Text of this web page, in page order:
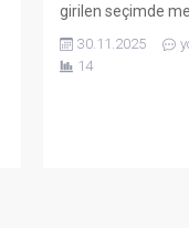
girilen seçimde
seçilerek güven
Turistik Otelciler
30.11.2025
14